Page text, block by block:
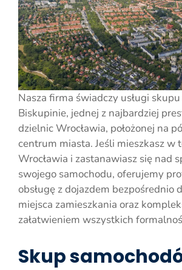
Nasza firma świadczy usługi
Biskupinie, jednej z najbardziej
dzielnic Wrocławia, położonej na
centrum miasta. Jeśli mieszkasz w
Wrocławia i zastanawiasz się nad
swojego samochodu, oferujemy
obsługę z dojazdem bezpośrednio
miejsca zamieszkania oraz
załatwieniem wszystkich
Skup